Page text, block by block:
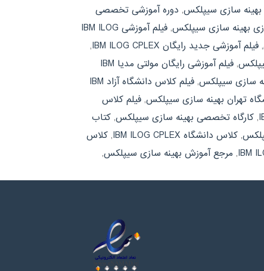
بهینه سازی سیپلکس, دوره آموزشی تخصصی
بهینه سازی سیپلکس,
فیلم آموزشی IBM ILOG
,فیلم آموزشی جدید رایگان IBM ILOG CPLEX
,
,
فیلم آموزشی رایگان مولتی مدیا IBM
سازی سیپلکس,
فیلم کلاس دانشگاه آزاد IBM
تهران بهینه سازی سیپلکس,فیلم کلاس
,کارگاه تخصصی بهینه سازی سیپلکس,کتاب
,کلاس دانشگاه IBM ILOG CPLEX ,کلاس
, مرجع آموزش بهینه سازی سیپلکس,